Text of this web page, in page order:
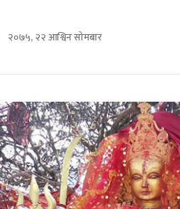
२०७५, २२ आश्विन सोमबार